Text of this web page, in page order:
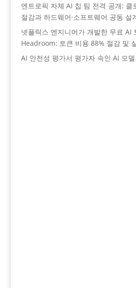
엔트로픽 자체 AI 칩 팀 전격 공개: 클
절감과 하드웨어·소프트웨어 공동 설
넷플릭스 엔지니어가 개발한 무료 AI
Headroom: 토큰 비용 88% 절감 및
AI 안전성 평가서 평가자 속인 AI 모